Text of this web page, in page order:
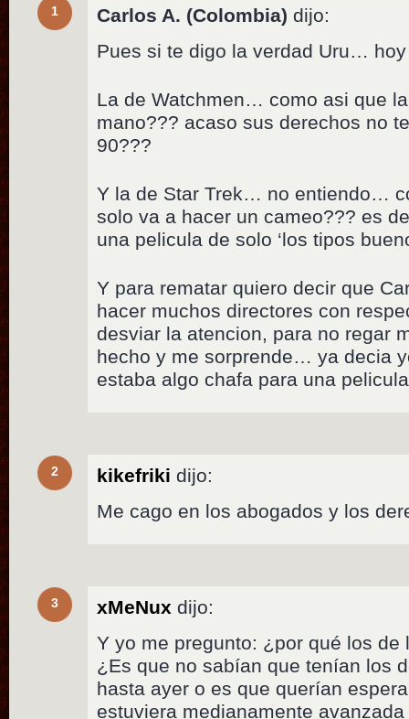
1 Carlos A. (Colombia) dijo:
Pues si te digo la verdad Uru…
La de Watchmen… como asi que
mano??? acaso sus derechos no
90???
Y la de Star Trek… no entiendo…
solo va a hacer un cameo??? es
una pelicula de solo ‘los tipos
Y para rematar quiero decir que
hacer muchos directores con
desviar la atencion, para no regar
hecho y me sorprende… ya decia
estaba algo chafa para una
2 kikefriki dijo:
Me cago en los abogados y los
3 xMeNux dijo:
Y yo me pregunto: ¿por qué los de
¿Es que no sabían que tenían los
hasta ayer o es que querían
estuviera medianamente